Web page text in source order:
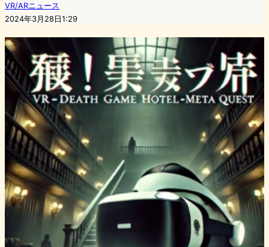
VR/ARニュース
2024年3月28日1:29